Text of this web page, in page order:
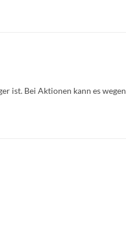
ist. Bei Aktionen kann es wegen